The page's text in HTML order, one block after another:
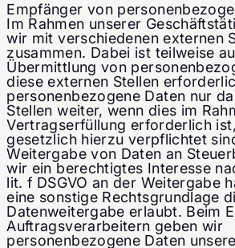
Empfänger von
Im Rahmen unserer
wir mit verschiedenen externen
zusammen. Dabei ist teilweise
Übermittlung von
diese externen Stellen
personenbezogene Daten nur
Stellen weiter, wenn dies im
Vertragserfüllung erforderlich
gesetzlich hierzu verpflichtet
Weitergabe von Daten an
wir ein berechtigtes Interesse
lit. f DSGVO an der Weitergabe
eine sonstige Rechtsgrundlage
Datenweitergabe erlaubt. Beim
Auftragsverarbeitern geben wir
personenbezogene Daten